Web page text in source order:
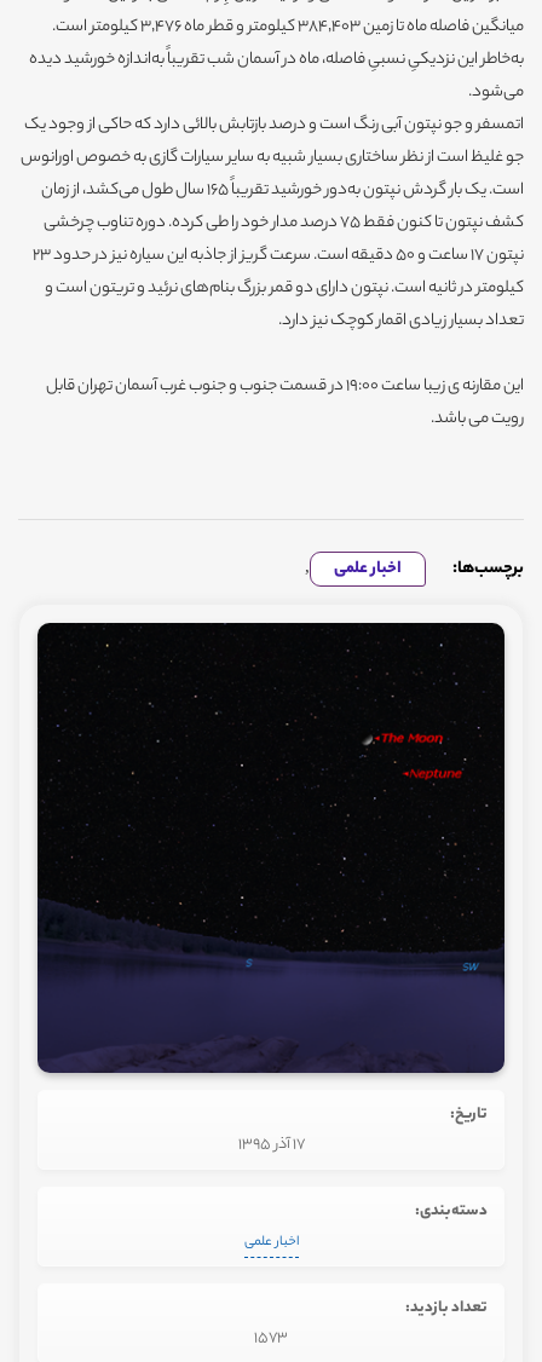
میانگین فاصله ماه تا زمین ۳۸۴٬۴۰۳ کیلومتر و قطر ماه ۳٬۴۷۶ کیلومتر است.
به‌خاطر این نزدیکیِ نسبیِ فاصله، ماه در آسمان شب تقریباً به‌اندازه خورشید دیده
می‌شود.
اتمسفر و جو نپتون آبی رنگ است و درصد بازتابش بالائی دارد که حاکی از وجود یک
جو غلیظ است از نظر ساختاری بسیار شبیه به سایر سیارات گازی به خصوص اورانوس
است. یک بار گردش نپتون به‌دور خورشید تقریباً ۱۶۵ سال طول می‌کشد، از زمان
کشف نپتون تا کنون فقط ۷۵ درصد مدار خود را طی کرده. دوره تناوب چرخشی
نپتون ۱۷ ساعت و ۵۰ دقیقه است. سرعت گریز از جاذبه این سیاره نیز در حدود ۲۳
کیلومتر در ثانیه است. نپتون دارای دو قمر بزرگ بنام‌های نرئید و تریتون است و
تعداد بسیار زیادی اقمار کوچک نیز دارد.
این مقارنه ی زیبا ساعت 19:00 در قسمت جنوب و جنوب غرب آسمان تهران قابل
رویت می باشد.
برچسب‌ها: اخبار علمی ,
تاریخ:
17 آذر 1395
دسته‌بندی:
اخبار علمی
تعداد بازدید:
1573